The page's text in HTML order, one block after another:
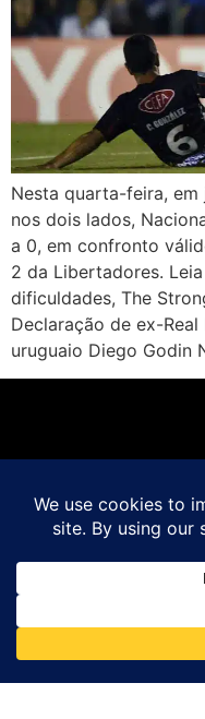
Nesta quarta-feira,
nos dois lados,
a 0, em confronto
2 da Libertadores.
dificuldades, The
Declaração de ex-
uruguaio Diego Godin
O Futebol Latino sabe que a
é bem mais do que Brasil,
Peruano, com a mesma
© Futebol Latino -